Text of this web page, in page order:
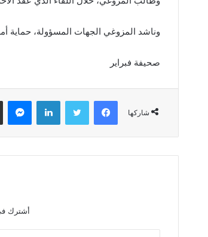
وناشد المزوغي الجهات المسؤولة، حماية
صحيفة فبراير
شاركها
فيسبوك تويتر لينكدإن ماسنجر
أشترك